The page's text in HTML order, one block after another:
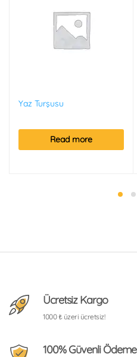
Yaz Turşusu
Read more
Ücretsiz Kargo
1000 ₺ üzeri ücretsiz!
100% Güvenli Ödeme